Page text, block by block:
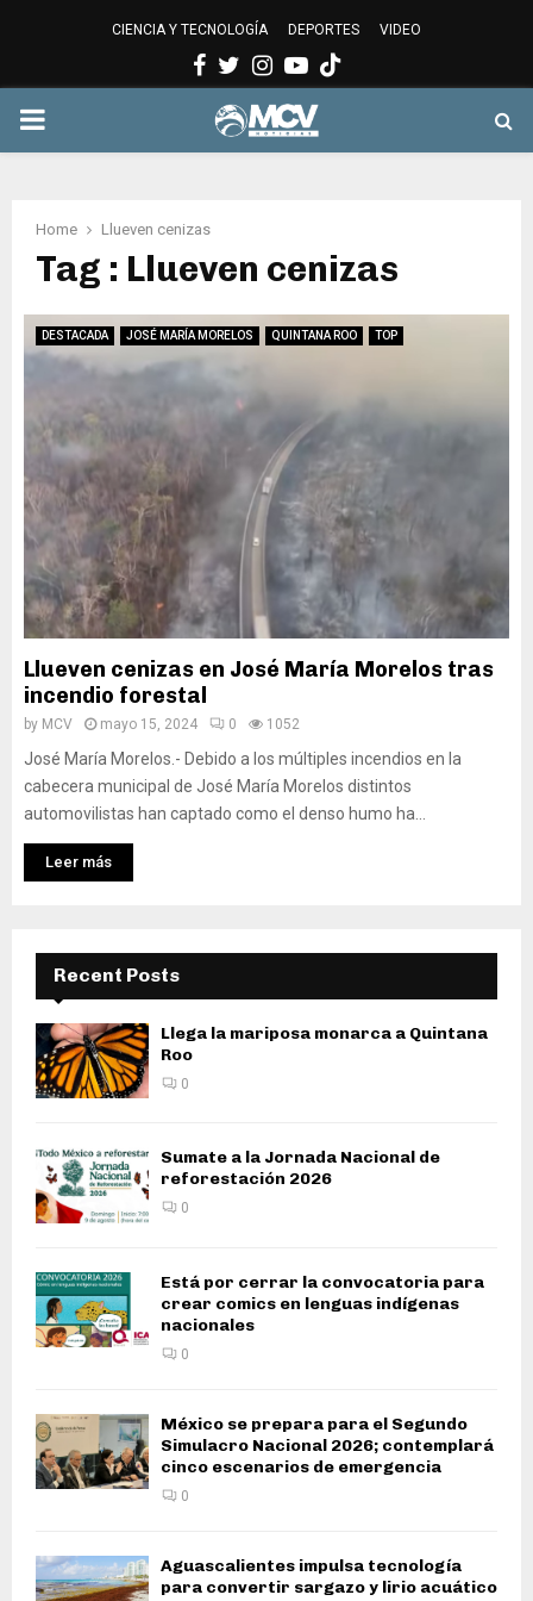
CIENCIA Y TECNOLOGÍA DEPORTES VIDEO
Facebook
Twitter
Instagram
Youtube
PRIMARY
Home Llueven cenizas
Tag : Llueven cenizas
DESTACADA JOSÉ MARÍA MORELOS QUINTANA ROO TOP
Llueven cenizas en José María Morelos tras
incendio forestal
by MCV mayo 15, 2024 0 1052
José María Morelos.- Debido a los múltiples incendios en la
cabecera municipal de José María Morelos distintos
automovilistas han captado como el denso humo ha...
Leer más
Recent Posts
Llega la mariposa monarca a Quintana
Roo
0
Sumate a la Jornada Nacional de
reforestación 2026
0
Está por cerrar la convocatoria para
crear comics en lenguas indígenas
nacionales
0
México se prepara para el Segundo
Simulacro Nacional 2026; contemplará
cinco escenarios de emergencia
0
Aguascalientes impulsa tecnología
para convertir sargazo y lirio acuático